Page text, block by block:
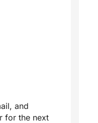
and
for the next